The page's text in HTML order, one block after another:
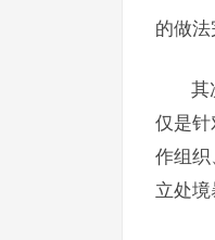
的做法
其
仅是针
作组织
立处境